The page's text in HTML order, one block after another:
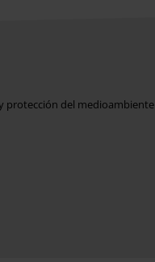
protección del medioambiente